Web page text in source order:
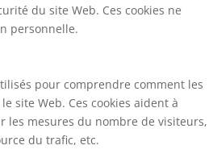
du site Web. Ces cookies ne
personnelle.
pour comprendre comment les
site Web. Ces cookies aident à
les mesures du nombre de visiteurs,
du trafic, etc.